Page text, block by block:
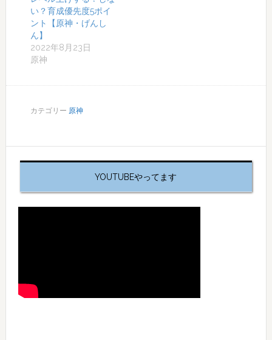
い？育成優先度5ポイ
ント【原神・げんし
ん】
2022年8月23日
原神
カテゴリー 原神
YOUTUBEやってます